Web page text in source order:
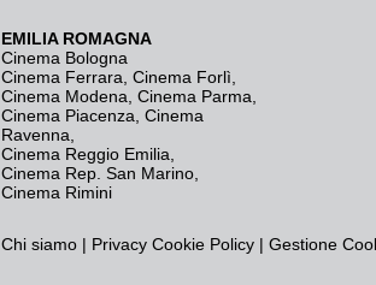
EMILIA ROMAGNA
Cinema Bologna
Cinema Ferrara Cinema Forlì
Cinema Modena Cinema Parma
Cinema Piacenza Cinema
Ravenna
Cinema Reggio Emilia
Cinema Rep. San Marino
Cinema Rimini
Chi siamo | Privacy Cookie Policy | Gestione